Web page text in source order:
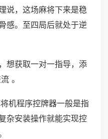
说，这场麻将下来是稳
感。至四局后就处于逆
想获取一对一指导，添
。
机程序控牌器一般是指
杂安装操作就能实现控